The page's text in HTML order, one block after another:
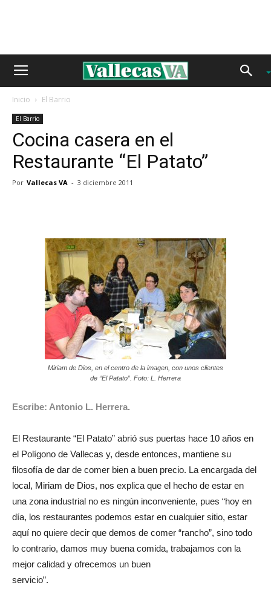
Inicio El Barrio
El Barrio
Cocina casera en el
Restaurante “El Patato”
Por Vallecas VA - 3 diciembre 2011
Miriam de Dios, en el centro de la imagen, con unos clientes
de “El Patato”. Foto: L. Herrera
Escribe: Antonio L. Herrera.
El Restaurante “El Patato” abrió sus puertas hace 10 años en
el Polígono de Vallecas y, desde entonces, mantiene su
filosofía de dar de comer bien a buen precio. La encargada del
local, Miriam de Dios, nos explica que el hecho de estar en
una zona industrial no es ningún inconveniente, pues “hoy en
día, los restaurantes podemos estar en cualquier sitio, estar
aquí no quiere decir que demos de comer “rancho”, sino todo
lo contrario, damos muy buena comida, trabajamos con la
mejor calidad y ofrecemos un buen
servicio”.